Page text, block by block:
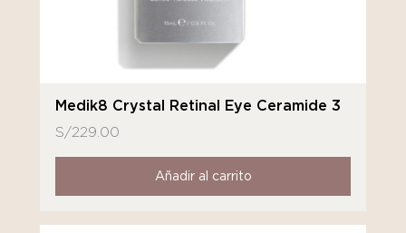
Medik8 Crystal Retinal Eye Ceramide 3
S/229.00
Añadir al carrito